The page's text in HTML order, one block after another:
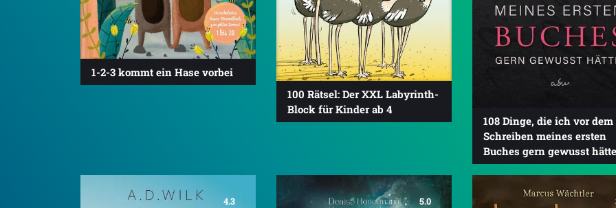
1-2-3 kommt ein Hase vorbei
100 Rätsel: Der XXL Labyrinth-
Block für Kinder ab 4
108 Dinge, die ich vor dem
Schreiben meines ersten
Buches gern gewusst
4.3 5.0